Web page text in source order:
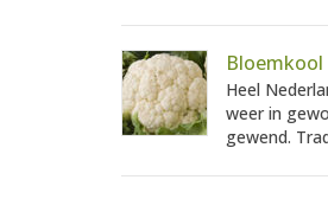
Heel
weer in
gewend.